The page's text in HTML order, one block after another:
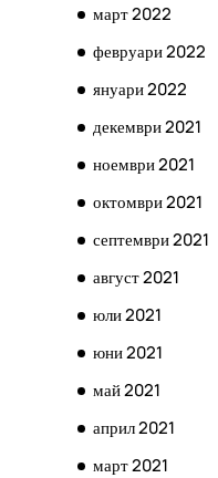
март 2022
февруари 2022
януари 2022
декември 2021
ноември 2021
октомври 2021
септември 2021
август 2021
юли 2021
юни 2021
май 2021
април 2021
март 2021